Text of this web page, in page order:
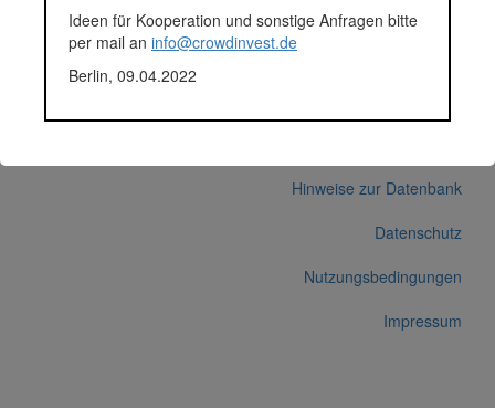
Segment
Energie
Anlagestatus
Aktiv
Plattform
Hinweise zur Datenbank
Datenschutz
Nutzungsbedingungen
Impressum
Ideen für Kooperation und sonstige Anfragen bitte
per mail an info@crowdinvest.de
Berlin, 09.04.2022